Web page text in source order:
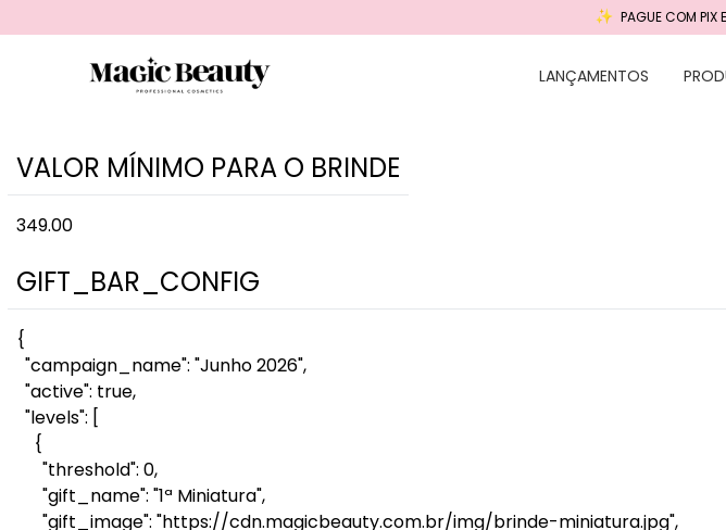
PAGUE COM PIX E
LANÇAMENTOS
VALOR MÍNIMO PARA O BRINDE
349.00
GIFT_BAR_CONFIG
{
"campaign_name": "Junho 2026",
"active": true,
"levels": [
{
"threshold": 0,
"gift_name": "1ª Miniatura",
"gift_image": "https://cdn.magicbeauty.com.br/img/brinde-miniatura.jpg",